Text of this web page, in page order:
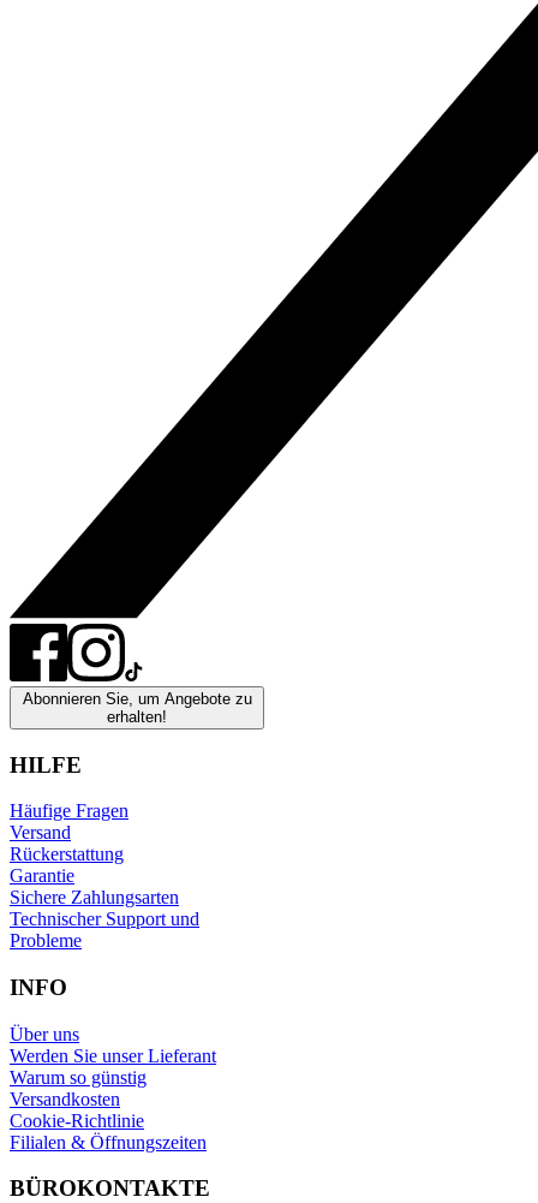
Abonnieren Sie, um Angebote zu
erhalten!
HILFE
Häufige Fragen
Versand
Rückerstattung
Garantie
Sichere Zahlungsarten
Technischer Support und
Probleme
INFO
Über uns
Werden Sie unser Lieferant
Warum so günstig
Versandkosten
Cookie-Richtlinie
Filialen & Öffnungszeiten
BÜROKONTAKTE